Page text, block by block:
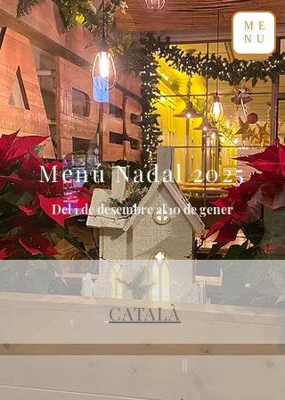
ME
NU
Menú Nadal 2025
Del 1 de desembre al 10 de gener
CATALÀ